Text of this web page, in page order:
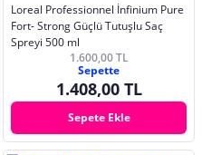
Loreal Professionnel İnfinium Pure
Fort- Strong Güçlü Tutuşlu Saç
Spreyi 500 ml
1.600,00 TL
Sepette
1.408,00 TL
Sepete Ekle